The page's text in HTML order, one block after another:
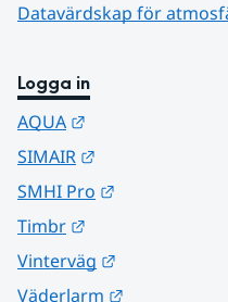
Datavärdskap för
Logga in
AQUA
SIMAIR
SMHI Pro
Timbr
Vinterväg
Väderlarm